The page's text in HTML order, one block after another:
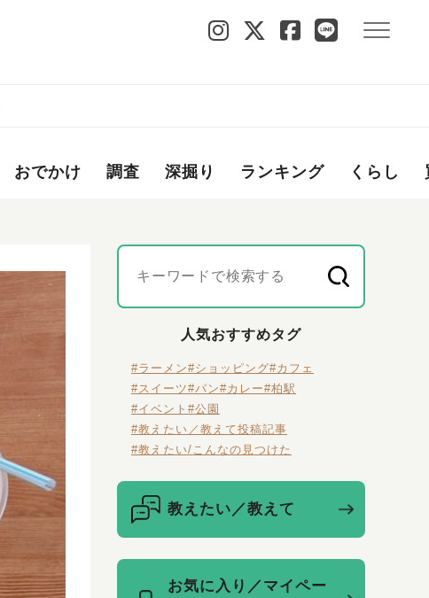
おでかけ 調査 深掘り ランキング くらし
人気おすすめタグ
#ラーメン#ショッピング#カフェ
#スイーツ#パン#カレー#柏駅
#イベント #公園
#教えたい／教えて投稿記事
#教えたい/こんなの見つけた
教えたい／教えて
お気に入り／マイペー